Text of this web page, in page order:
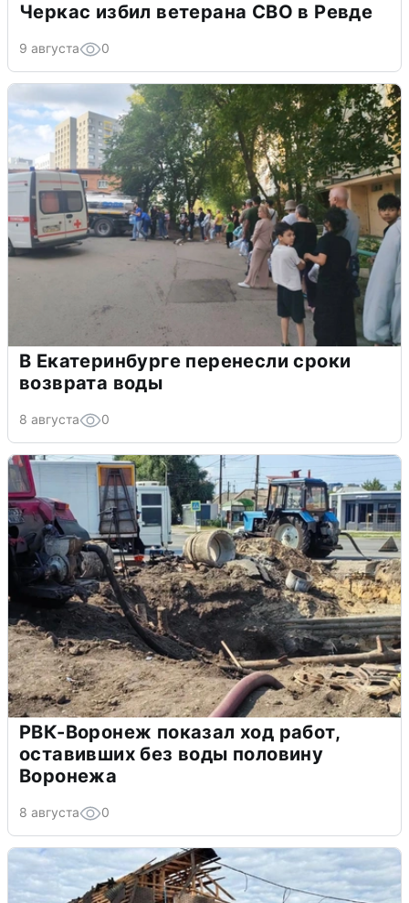
Черкас избил ветерана СВО в Ревде
9 августа 0
В Екатеринбурге перенесли сроки
возврата воды
8 августа 0
РВК-Воронеж показал ход работ,
оставивших без воды половину
Воронежа
8 августа 0